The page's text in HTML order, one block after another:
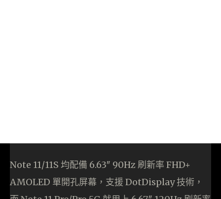
Note 11/11S 均配備 6.63″ 90Hz 刷新率 FHD+
AMOLED 單開孔屏幕，支援 DotDisplay 技術，